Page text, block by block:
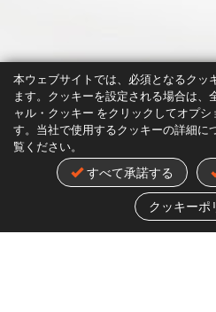
本ウェブサイトでは、必須となるクッ
ます。クッキーを設定される場合は、
ャル・クッキー をクリックしてオプ
す。当社で使用するクッキーの詳細に
覧ください。
すべて承諾する
クッキーポ